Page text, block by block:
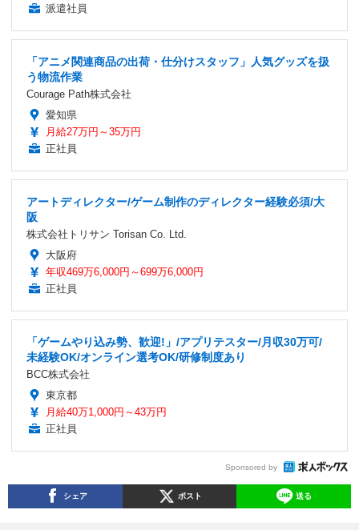
派遣社員
「アニメ関連商品の出荷・仕分けスタッフ」人気グッズを扱
う物流作業
Courage Path株式会社
愛知県
月給27万円～35万円
正社員
アートディレクター/ゲーム制作のディレクター経験必須/大
阪
株式会社トリサン Torisan Co. Ltd.
大阪府
年収469万6,000円～699万6,000円
正社員
「ゲームやり込み勢、歓迎!」/アプリテスター/月収30万可/
未経験OK/オンライン選考OK/研修制度あり
BCC株式会社
東京都
月給40万1,000円～43万円
正社員
Sponsored by
シェア ポスト 送る